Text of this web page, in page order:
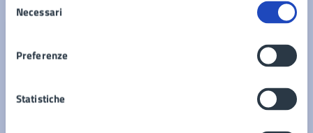
delNecessari
Preferenze
Statistiche